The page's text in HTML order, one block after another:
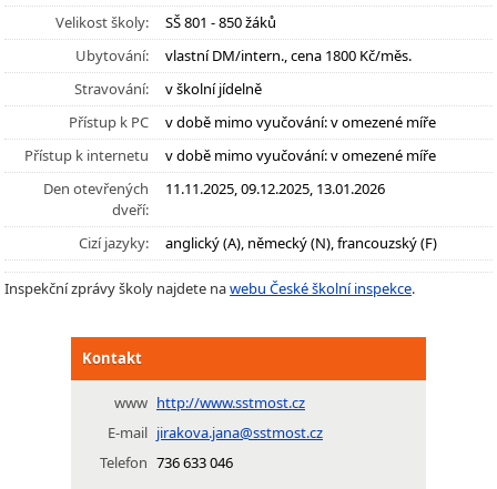
Velikost školy:
SŠ 801 - 850 žáků
Ubytování:
vlastní DM/intern., cena 1800 Kč/měs.
Stravování:
v školní jídelně
Přístup k PC
v době mimo vyučování: v omezené míře
Přístup k internetu
v době mimo vyučování: v omezené míře
Den otevřených
dveří:
11.11.2025, 09.12.2025, 13.01.2026
Cizí jazyky: anglický (A), německý (N), francouzský (F)
Inspekční zprávy školy najdete nawebu České školní inspekce.
Kontakt
www http://www.sstmost.cz
E-mail jirakova.jana@sstmost.cz
Telefon 736 633 046